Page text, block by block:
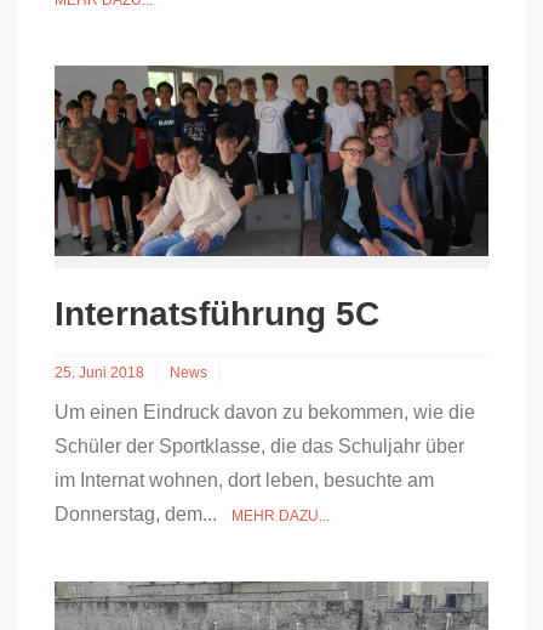
Internatsführung 5C
25. Juni 2018 News
Um einen Eindruck davon zu bekommen, wie die
Schüler der Sportklasse, die das Schuljahr über
im Internat wohnen, dort leben, besuchte am
Donnerstag, dem...
MEHR DAZU...